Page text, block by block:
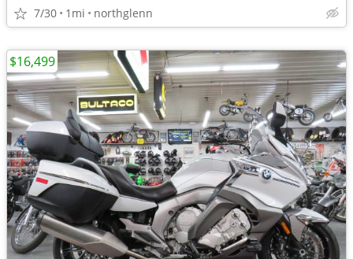
7/30 1mi northglenn
$16,499